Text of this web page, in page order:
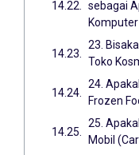
sebagai
23.
Toko
24.
Frozen
25.
Mobil